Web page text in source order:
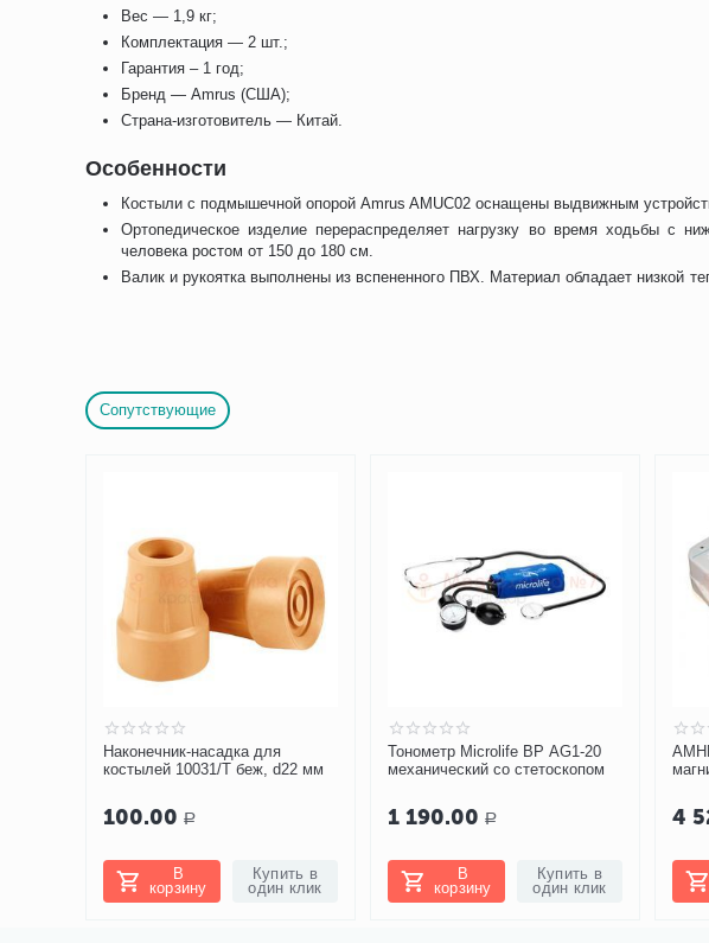
Вес — 1,9 кг;
Комплектация — 2 шт.;
Гарантия – 1 год;
Бренд — Amrus (США);
Страна-изготовитель — Китай.
Особенности
Костыли с подмышечной опорой Amrus AMUC02 оснащены выдвижным
Ортопедическое изделие перераспределяет нагрузку во время ходьбы с
человека ростом от 150 до 180 см.
Валик и рукоятка выполнены из вспененного ПВХ. Материал обладает низкой
Сопутствующие
Наконечник-насадка для
костылей 10031/Т беж, d22 мм
100.00 Р
В
корзину
Купить в
один клик
Тонометр Microlife BP AG1-20
механический со стетоскопом
1 190.00 Р
В
корзину
Купить в
один клик
4